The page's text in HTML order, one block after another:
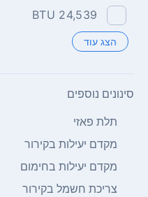
24,539 BTU
הצג עוד
סינונים נוספים
תלת פאזי
מקדם יעילות בקירור
מקדם יעילות בחימום
צריכת חשמל בקירור